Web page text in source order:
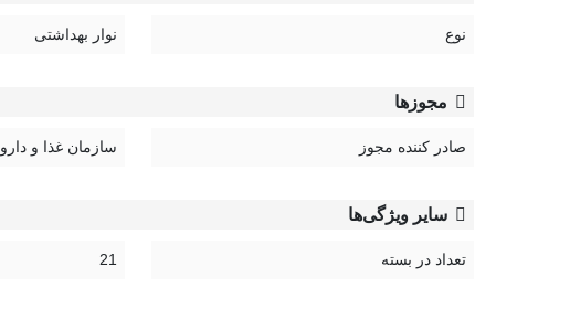
نوع نوار بهداشتی
مجوزها
صادر کننده مجوز سازمان غذا و دارو
سایر ویژگی‌ها
تعداد در بسته 21